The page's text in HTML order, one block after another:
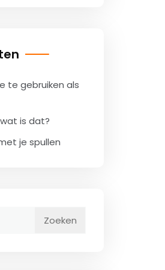
te gebruiken als
is dat?
je spullen